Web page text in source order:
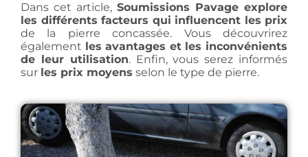
Dans cet article, Soumissions Pavage explore
les différents facteurs qui influencent les prix
de la pierre concassée. Vous découvrirez
également les avantages et les inconvénients
de leur utilisation. Enfin, vous serez informés
sur les prix moyens selon le type de pierre.